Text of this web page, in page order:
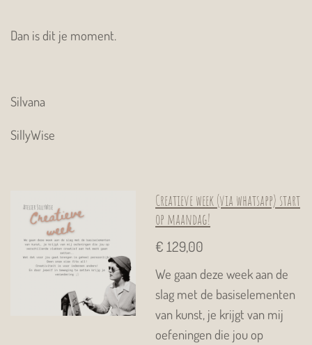
Dan is dit je moment.
Silvana
SillyWise
Creatieve week (via whatsapp) start
op maandag!
€ 129,00
We gaan deze week aan de
slag met de basiselementen
van kunst, je krijgt van mij
oefeningen die jou op